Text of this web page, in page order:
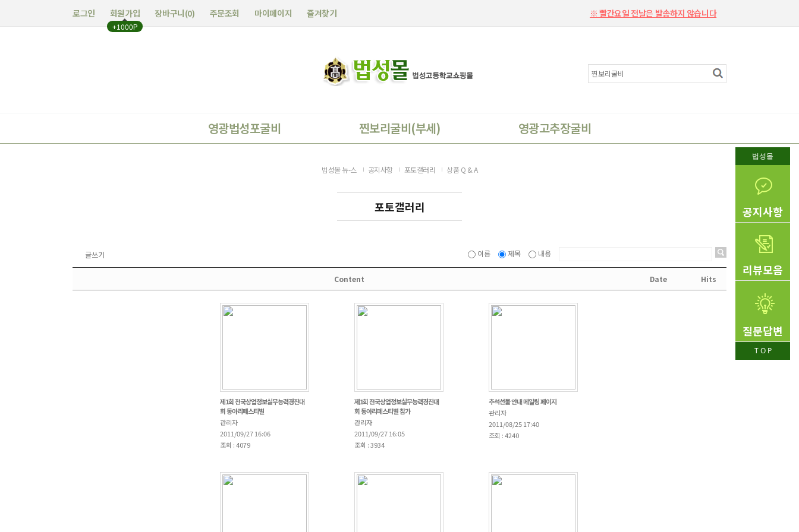
법성몰
공지사항
리뷰모음
질문답변
T O P
로그인 회원가입
+1000P
장바구니(0) 주문조회 마이페이지 즐겨찾기 ※ 빨간요일 전날은 발송하지 않습니다
영광법성포굴비 찐보리굴비(부세) 영광고추장굴비
법성몰 뉴-스 공지사항 포토갤러리 상품 Q & A
포토갤러리
글쓰기 이름 제목 내용
Content Date Hits
제1회 전국상업정보실무능력경진대
회 동아리페스티벌
관리자
2011/09/27 16:06
조회 : 4079
제1회 전국상업정보실무능력경진대
회 동아리페스티벌 참가
관리자
2011/09/27 16:05
조회 : 3934
추석선물 안내 메일링 페이지
관리자
2011/08/25 17:40
조회 : 4240